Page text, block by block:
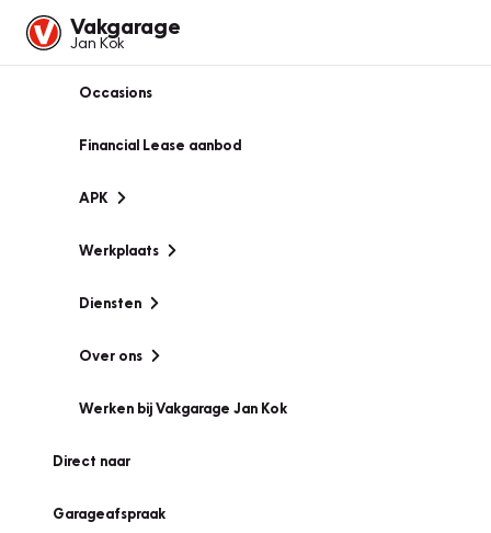
Vakgarage
Jan Kok
Occasions
Financial Lease aanbod
APK
Werkplaats
Diensten
Over ons
Werken bij Vakgarage Jan Kok
Direct naar
Garageafspraak